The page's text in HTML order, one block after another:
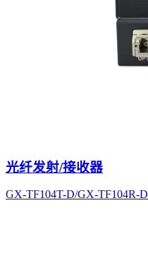
光纤发射/接收器
GX-TF104T-D/GX-TF104R-D